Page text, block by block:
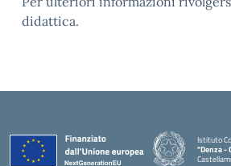
didattica.
Istituto
"Denza -